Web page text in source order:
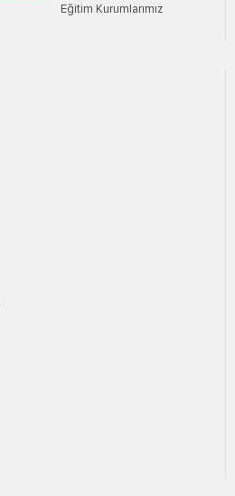
Eğitim Kurumlarımız